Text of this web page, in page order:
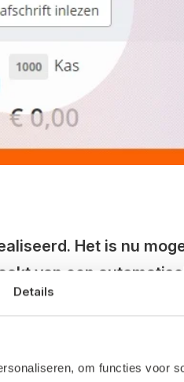
Details
om functies voor
Het is nu
van een
niet alle
ook snel up-